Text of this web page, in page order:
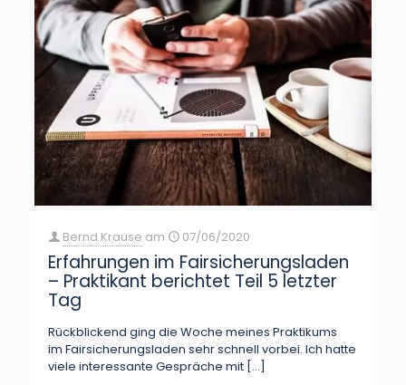
Bernd Krause am 07/06/2020
Erfahrungen im Fairsicherungsladen
– Praktikant berichtet Teil 5 letzter
Tag
Rückblickend ging die Woche meines Praktikums
im Fairsicherungsladen sehr schnell vorbei. Ich hatte
viele interessante Gespräche mit […]